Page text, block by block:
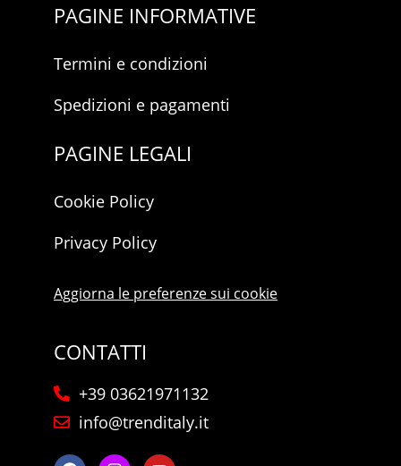
PAGINE INFORMATIVE
Termini e condizioni
Spedizioni e pagamenti
PAGINE LEGALI
Cookie Policy
Privacy Policy
Aggiorna le preferenze sui cookie
CONTATTI
+39 03621971132
info@trenditaly.it